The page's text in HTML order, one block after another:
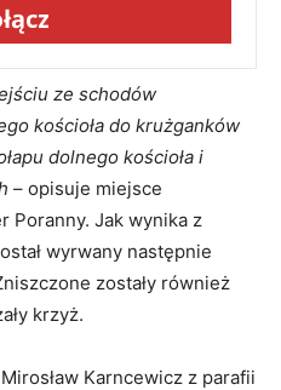
ze schodów
kościoła do krużganków
dolnego kościoła i
– opisuje miejsce
Poranny. Jak wynika z
wyrwany następnie
zostały również
krzyż.
Karncewicz z parafii